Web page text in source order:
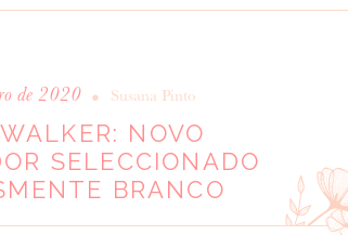
de 2020 • Susana Pinto
NOVO
SELECCIONADO
BRANCO